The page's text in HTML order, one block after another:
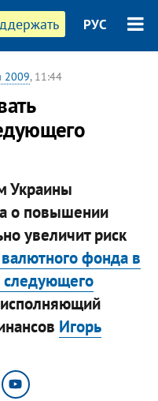
РУС
2009, 11:44
Украины
о повышении
увеличит риск
фонда в
следующего
исполняющий
Игорь